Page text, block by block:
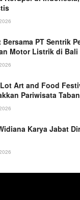
PT Sentrik
Motor Listrik di Bali
Art and Food
Pariwisata
Karya Jabat